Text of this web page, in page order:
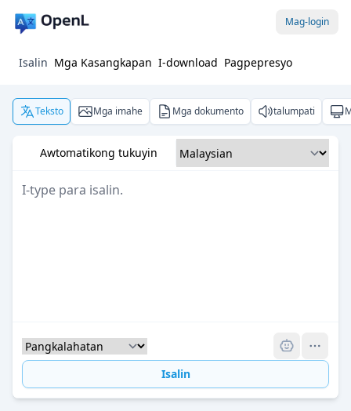
Mag-login
Isalin Mga Kasangkapan I-download Pagpepresyo
Teksto Mga imahe Mga dokumento talumpati
Awtomatikong tukuyin
Isalin